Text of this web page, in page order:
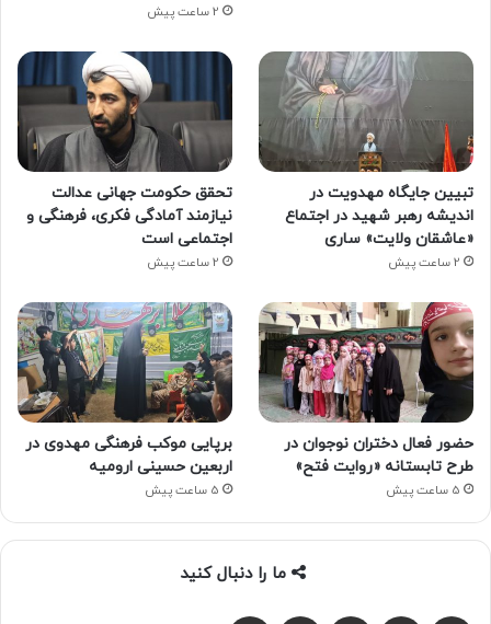
2 ساعت پیش
تبیین جایگاه مهدویت در
اندیشه رهبر شهید در اجتماع
«عاشقان ولایت» ساری
2 ساعت پیش
تحقق حکومت جهانی عدالت
نیازمند آمادگی فکری، فرهنگی و
اجتماعی است
2 ساعت پیش
حضور فعال دختران نوجوان در
طرح تابستانه «روایت فتح»
5 ساعت پیش
برپایی موکب فرهنگی مهدوی در
اربعین حسینی ارومیه
5 ساعت پیش
ما را دنبال کنید